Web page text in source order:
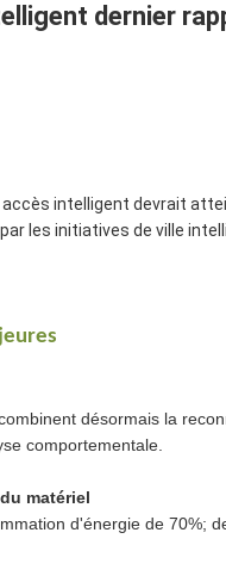
dernier
intelligent devrait
les initiatives de ville
désormais la
comportementale.
matériel
d'énergie de 70%;